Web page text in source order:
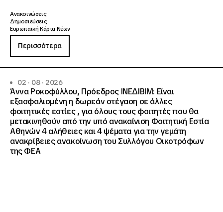
Ανακοινώσεις
Δημοσιεύσεις
Ευρωπαϊκή Κάρτα Νέων
Περισσότερα
02 · 08 · 2026
Άννα Ροκοφύλλου, Πρόεδρος ΙΝΕΔΙΒΙΜ: Είναι
εξασφαλισμένη η δωρεάν στέγαση σε άλλες
φοιτητικές εστίες , για όλους τους φοιτητές που θα
μετακινηθούν από την υπό ανακαίνιση Φοιτητική Εστία
Αθηνών 4 αλήθειες και 4 ψέματα για την γεμάτη
ανακρίβειες ανακοίνωση του Συλλόγου Οικοτρόφων
της ΦΕΑ